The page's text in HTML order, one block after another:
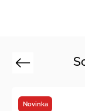
Previous
Vyrobeno v ČR